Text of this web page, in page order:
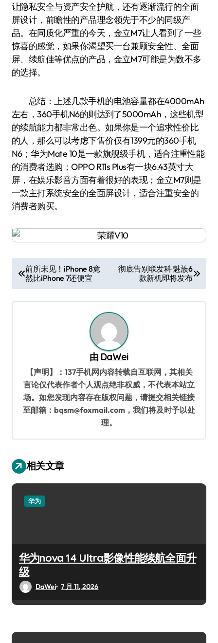
让隐私安全与资产安全护航，还有逐渐流行的全面
屏设计，前瞻性的产品理念领先于不少的同级产
品。在同质化严重的今天，金立M7让人看到了一些
惊喜的感觉，如果你渴望买一台兼顾安全性、全面
屏、续航佳等优点的产品，金立M7可能是为数不多
的选择。
总结：上述几款手机的电池容量都在4000mAh
左右，360手机N6的则达到了5000mAh，这些机型
的续航能力都非常出色。如果你是一个追求性价比
的人，那么可以考虑下售价仅有1399元的360手机
N6；华为Mate 10是一款旗舰级手机，适合注重性能
的消费者选购；OPPO R11s Plus有一块6.43英寸大
屏，在娱乐影音方面有着很好的表现；金立M7则是
一款主打系统安全的全面屏设计，适合注重安全的
消费者购买。
章
导
前所未见！iPhone 8竟
然比iPhone 7还便宜
彻底告别联发科 魅族6
款新机即将发布
由 DaWei
【声明】：137手机网内容转载自互联网，其相关
言论仅代表作者个人观点绝非权威，不代表本站立
场。如您发现内容存在版权问题，请提交相关链接
至邮箱：bqsm@foxmail.com，我们将及时予以处
理。
相关文章
华为
华为nova 14 Ultra影像性能续航全面升
级
DaWei 7 月 11, 2026